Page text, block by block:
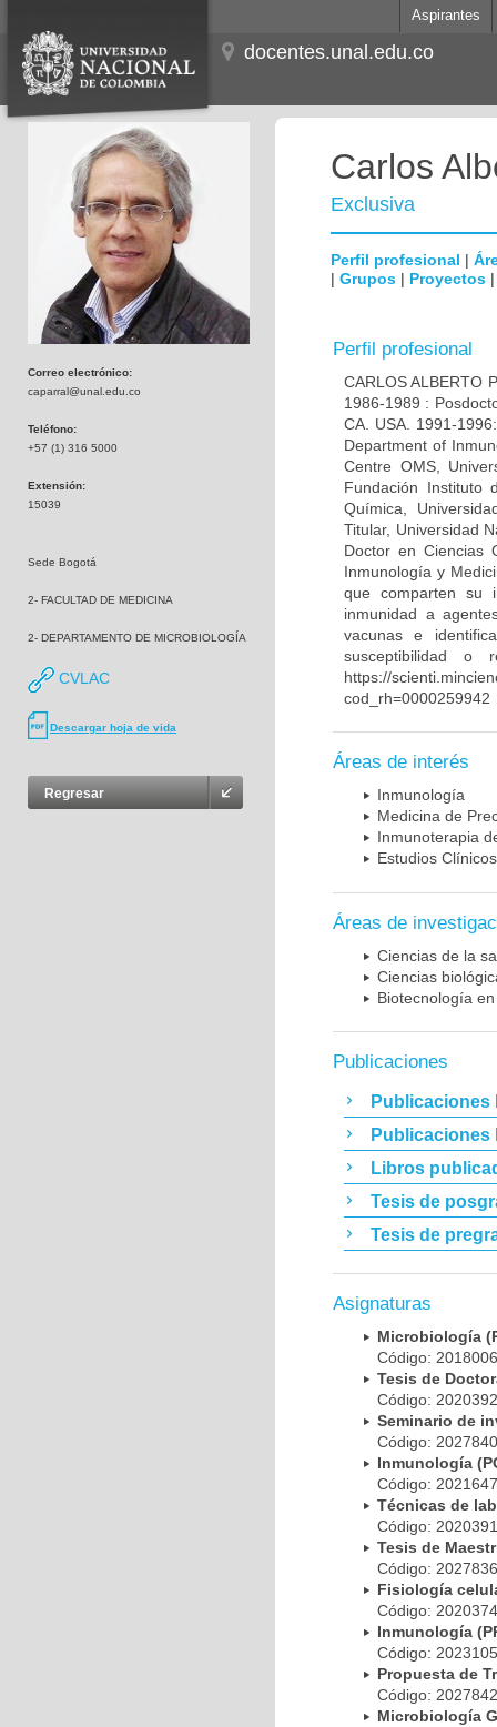
Aspirantes
docentes.unal.edu.co
Correo electrónico:
caparral@unal.edu.co
Teléfono:
+57 (1) 316 5000
Extensión:
15039
Sede Bogotá
2- FACULTAD DE MEDICINA
2- DEPARTAMENTO DE MICROBIOLOGÍA
CVLAC
Descargar hoja de vida
Regresar
Carlos
Exclusiva
Perfil profesional |
| Grupos | Proyectos
Perfil profesional
CARLOS ALBERTO
1986-1989 :
CA. USA. 1991-
Department of
Centre OMS,
Fundación Instituto
Química,
Titular, Universidad
Doctor en Ciencias
Inmunología y
que comparten su
inmunidad a
vacunas e
susceptibilidad o
https://
cod_rh=0000259942
Áreas de interés
Inmunología
Medicina de
Inmunoterapia
Estudios Clínicos
Áreas de
Ciencias de la
Ciencias
Biotecnología
Publicaciones
Publicaciones
Publicaciones
Libros
Tesis de
Tesis de
Asignaturas
Microbiología
Código:
Tesis de
Código:
Seminario de
Código:
Inmunología
Código:
Técnicas de
Código:
Tesis de
Código:
Fisiología
Código:
Inmunología
Código:
Propuesta de
Código:
Microbiología